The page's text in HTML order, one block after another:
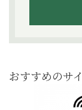
おすすめのサ